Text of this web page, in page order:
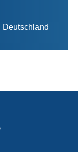
Deutschland